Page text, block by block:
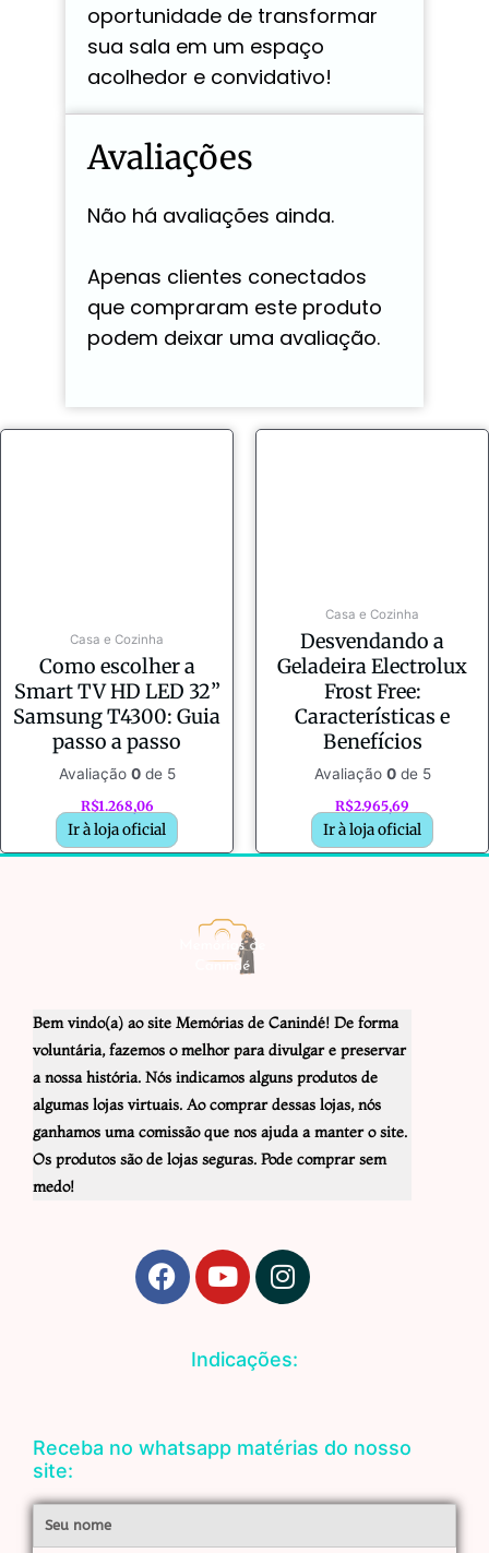
Casa e Cozinha
Como escolher a
Smart TV HD LED 32”
Samsung T4300: Guia
passo a passo
Avaliação 0de 5
R$1.268,06
Ir à loja oficial
Casa e Cozinha
Desvendando a
Geladeira Electrolux
Frost Free:
Características e
Benefícios
Avaliação 0de 5
R$2.965,69
Ir à loja oficial
oportunidade de transformar
sua sala em um espaço
acolhedor e convidativo!
Avaliações
Não há avaliações ainda.
Apenas clientes conectados
que compraram este produto
podem deixar uma avaliação.
Bem vindo(a) ao site Memórias de Canindé! De forma
voluntária, fazemos o melhor para divulgar e preservar
a nossa história. Nós indicamos alguns produtos de
algumas lojas virtuais. Ao comprar dessas lojas, nós
ganhamos uma comissão que nos ajuda a manter o site.
Os produtos são de lojas seguras. Pode comprar sem
medo!
F
a
k
Y
o
t
u
I
n
a
a
Indicações:
Receba no whatsapp matérias do nosso
site: